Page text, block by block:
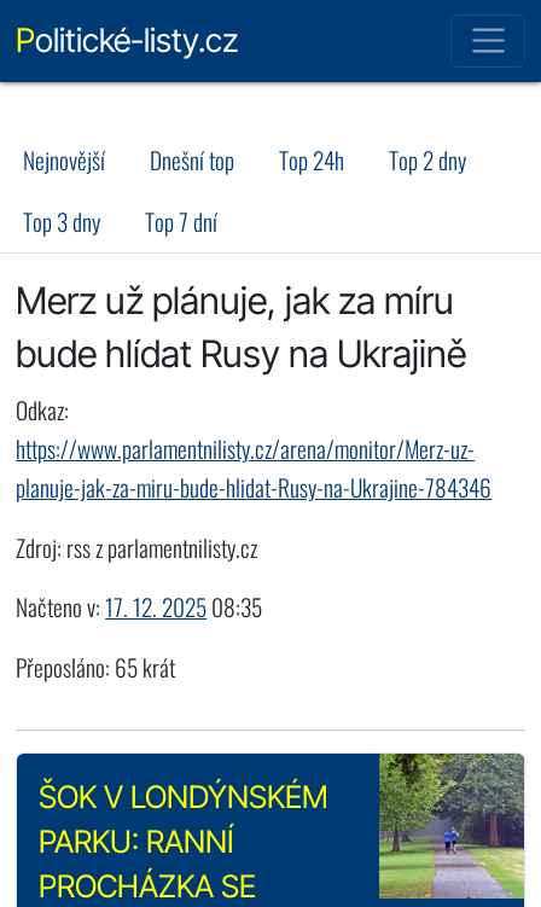
Politické-listy.cz
Nejnovější Dnešní top Top 24h
Top 2 dny
Top 3 dny
Top 7 dní
Merz už plánuje, jak za míru
bude hlídat Rusy na Ukrajině
Odkaz:
https://www.parlamentnilisty.cz/arena/monitor/Merz-uz-
planuje-jak-za-miru-bude-hlidat-Rusy-na-Ukrajine-784346
Zdroj: rss z parlamentnilisty.cz
Načteno v:17. 12. 202508:35
Přeposláno: 65 krát
ŠOK V LONDÝNSKÉM
PARKU: RANNÍ
PROCHÁZKA SE